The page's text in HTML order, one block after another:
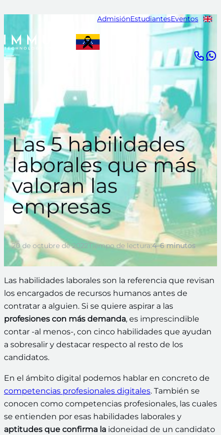
contenido
AdmisiónEstudiantesEventos
Las 5 habilidades
laborales que más
valoran las
empresas
20 de octubre de 2022Tiempo de lectura:4–6 minutos
Las habilidades laborales son la referencia que revisan
los encargados de recursos humanos antes de
contratar a alguien. Si se quiere aspirar a las
profesiones con más demanda, es imprescindible
contar -al menos-, con cinco habilidades que ayudan
a sobresalir y destacar respecto al resto de los
candidatos.
En el ámbito digital podemos hablar en concreto de
competencias profesionales digitales. También se
conocen como competencias profesionales, las cuales
se entienden por esas habilidades laborales y
aptitudes que confirma la idoneidad de un candidato